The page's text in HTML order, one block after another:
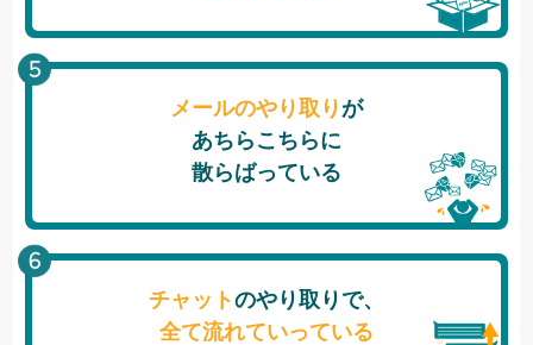
メールのやり取り が
あちらこちらに
散らばっている
チャットのやり取りで、
全て流れていっている